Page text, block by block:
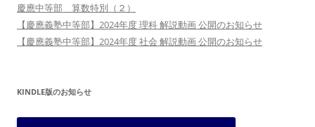
慶應中等部 算数特別（２）
【慶應義塾中等部】2024年度 理科 解説動画 公開のお知らせ
【慶應義塾中等部】2024年度 社会 解説動画 公開のお知らせ
KINDLE版のお知らせ